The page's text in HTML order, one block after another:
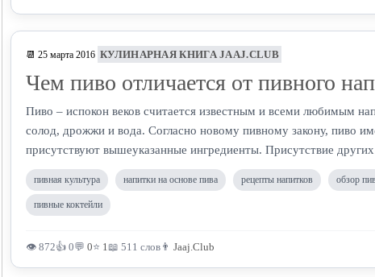
📆 25 марта 2016 КУЛИНАРНАЯ КНИГА JAAJ.CLUB
Чем пиво отличается от пивного
Пиво – испокон веков считается известным и всеми любимым
солод, дрожжи и вода. Согласно новому пивному закону, пиво
присутствуют вышеуказанные ингредиенты. Присутствие
пивная культура напитки на основе пива рецепты напитков обзор
пивные коктейли
👁 872👍 0💬 0⭐ 1📖 511 слов 👨 Jaaj.Club